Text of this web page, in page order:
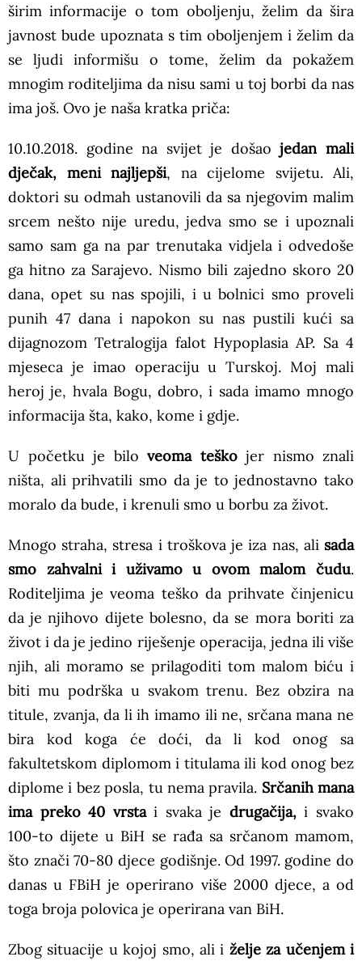
širim informacije o tom oboljenju, želim da šira
javnost bude upoznata s tim oboljenjem i želim da
se ljudi informišu o tome, želim da pokažem
mnogim roditeljima da nisu sami u toj borbi da nas
ima još. Ovo je naša kratka priča:
10.10.2018. godine na svijet je došaojedan mali
dječak, meni najljepši, na cijelome svijetu. Ali,
doktori su odmah ustanovili da sa njegovim malim
srcem nešto nije uredu, jedva smo se i upoznali
samo sam ga na par trenutaka vidjela i odvedoše
ga hitno za Sarajevo. Nismo bili zajedno skoro 20
dana, opet su nas spojili, i u bolnici smo proveli
punih 47 dana i napokon su nas pustili kući sa
dijagnozom Tetralogija falot Hypoplasia AP. Sa 4
mjeseca je imao operaciju u Turskoj. Moj mali
heroj je, hvala Bogu, dobro, i sada imamo mnogo
informacija šta, kako, kome i gdje.
U početku je bilo veoma teškojer nismo znali
ništa, ali prihvatili smo da je to jednostavno tako
moralo da bude, i krenuli smo u borbu za život.
Mnogo straha, stresa i troškova je iza nas, ali sada
smo zahvalni i uživamo u ovom malom čudu.
Roditeljima je veoma teško da prihvate činjenicu
da je njihovo dijete bolesno, da se mora boriti za
život i da je jedino riješenje operacija, jedna ili više
njih, ali moramo se prilagoditi tom malom biću i
biti mu podrška u svakom trenu. Bez obzira na
titule, zvanja, da li ih imamo ili ne, srčana mana ne
bira kod koga će doći, da li kod onog sa
fakultetskom diplomom i titulama ili kod onog bez
diplome i bez posla, tu nema pravila. Srčanih mana
ima preko 40 vrstai svaka je drugačija,i svako
100-to dijete u BiH se rađa sa srčanom mamom,
što znači 70-80 djece godišnje. Od 1997. godine do
danas u FBiH je operirano više 2000 djece, a od
toga broja polovica je operirana van BiH.
Zbog situacije u kojoj smo, ali i želje za učenjem i